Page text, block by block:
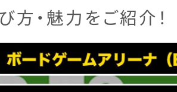
方・魅力をご紹介！